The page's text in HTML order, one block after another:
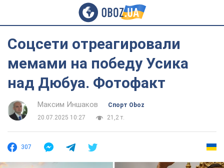
Соцсети отреагировали
мемами на победу Усика
над Дюбуа. Фотофакт
Максим Иншаков
Спорт Oboz
20.07.2025 10:27
21,2 т.
307